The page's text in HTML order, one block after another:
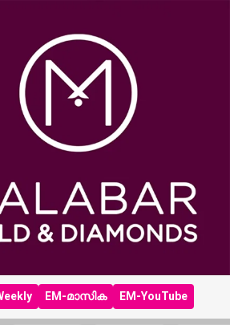
EM-മാസിക EM-YouTube